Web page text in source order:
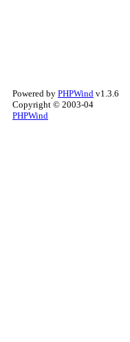
Powered by PHPWind v1.3.6
Copyright © 2003-04
PHPWind